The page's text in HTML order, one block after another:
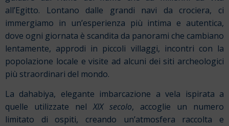
all’Egitto. Lontano dalle grandi navi da crociera, ci
immergiamo in un’esperienza più intima e autentica,
dove ogni giornata è scandita da panorami che cambiano
lentamente, approdi in piccoli villaggi, incontri con la
popolazione locale e visite ad alcuni dei siti archeologici
più straordinari del mondo.
La dahabiya, elegante imbarcazione a vela ispirata a
quelle utilizzate nelXIX secolo, accoglie un numero
limitato di ospiti, creando un’atmosfera raccolta e